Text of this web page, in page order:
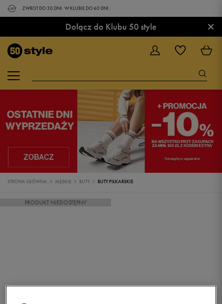
ZWROT DO 30 DNI. W KLUBIE DO 60 DNI.
Dołącz do Klubu 50 style ×
STRONA GŁÓWNA MĘSKIE BUTY BUTY PIŁKARSKIE
PRODUKT NIEDOSTĘPNY